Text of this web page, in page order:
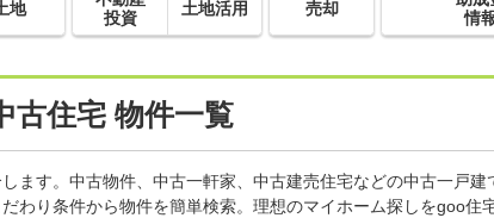
地
投資
土地活用 売却
情
古住宅 物件一覧
ます。中古物件、中古一軒家、中古建売住宅などの中古一戸建
わり条件から物件を簡単検索。理想のマイホーム探しをgoo住